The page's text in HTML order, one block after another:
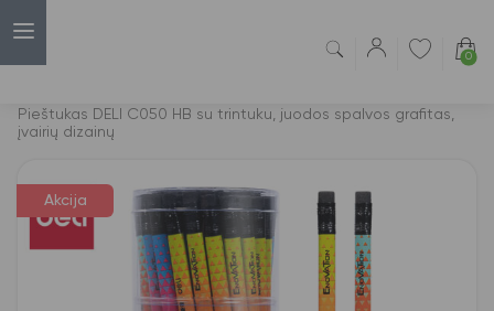
0
Pieštukas DELI C050 HB su trintuku, juodos spalvos grafitas,
įvairių dizainų
Akcija